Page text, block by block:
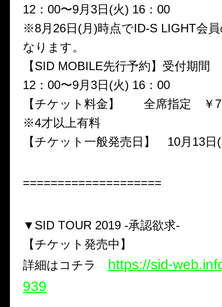
12：00〜9月3日(火) 16：00
※8月26日(月)時点でID-S LIGHT会
なります。
【SID MOBILE先行予約】受付期間
12：00〜9月3日(火) 16：00
【チケット料金】 全席指定 ￥
※4才以上有料
【チケット一般発売日】 10月13日
====================
▼SID TOUR 2019 -承認欲求-
【チケット発売中】
詳細はコチラ https://sid-
939